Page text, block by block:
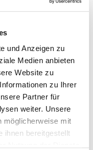
und Anzeigen zu
Medien anbieten
Website zu
zu Ihrer
Partner für
weiter. Unsere
möglicherweise mit
ihnen bereitgestellt
violett, weiß
Blatt -
im 0,5-Liter-Topf
3,59 €